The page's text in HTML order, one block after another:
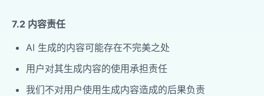
7.2 内容责任
AI 生成的内容可能存在不完美之处
用户对其生成内容的使用承担责任
我们不对用户使用生成内容造成的后果负责